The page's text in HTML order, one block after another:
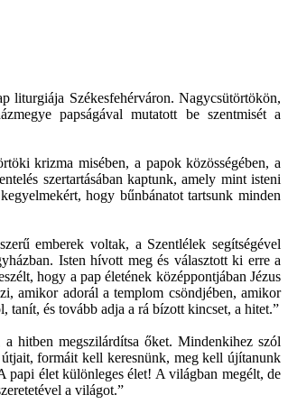
liturgiája Székesfehérváron. Nagycsütörtökön,
papságával mutatott be szentmisét a
krizma misében, a papok közösségében, a
szertartásában kaptunk, amely mint isteni
hogy bűnbánatot tartsunk minden
emberek voltak, a Szentlélek segítségével
Isten hívott meg és választott ki erre a
hogy a pap életének középpontjában Jézus
amikor adorál a templom csöndjében, amikor
tanít, és tovább adja a rá bízott kincset, a hitet.”
hitben megszilárdítsa őket. Mindenkihez szól
útjait, formáit kell keresnünk, meg kell újítanunk
papi élet különleges élet! A világban megélt, de
a világot.”